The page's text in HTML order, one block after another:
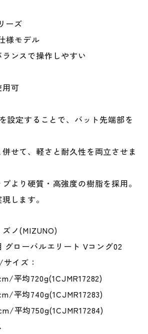
ーズ
様モデル
ンスで操作しやすい
可
設定することで、バット先端部を
せて、軽さと耐久性を両立させま
より硬質・高強度の樹脂を採用。
します。
ノ(MIZUNO)
ローバルエリート Vコング02
イズ：
平均720g(1CJMR17282)
平均740g(1CJMR17283)
平均750g(1CJMR17284)